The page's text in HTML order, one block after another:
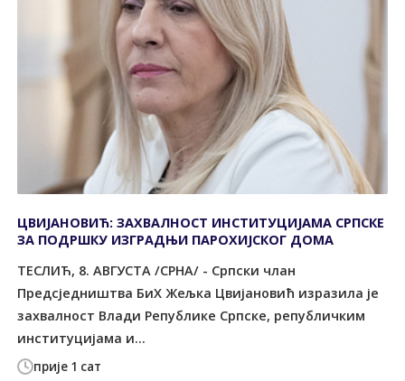
прије 1 сат
ЦВИЈАНОВИЋ: ЗАХВАЛНОСТ ИНСТИТУЦИЈАМА СРПСКЕ
ЗА ПОДРШКУ ИЗГРАДЊИ ПАРОХИЈСКОГ ДОМА
ТЕСЛИЋ, 8. АВГУСТА /СРНА/ - Српски члан
Предсједништва БиХ Жељка Цвијановић изразила је
захвалност Влади Републике Српске, републичким
институцијама и...